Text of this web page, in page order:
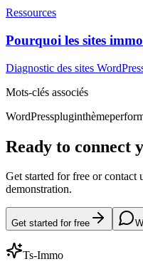
Ressources
Pourquoi les sites
Diagnostic des sites
Mots-clés associés
WordPresspluginthème
Ready to connect
Get started for free or contact
demonstration.
Get started for free
Ts-Immo